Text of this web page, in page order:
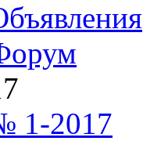
1-2017